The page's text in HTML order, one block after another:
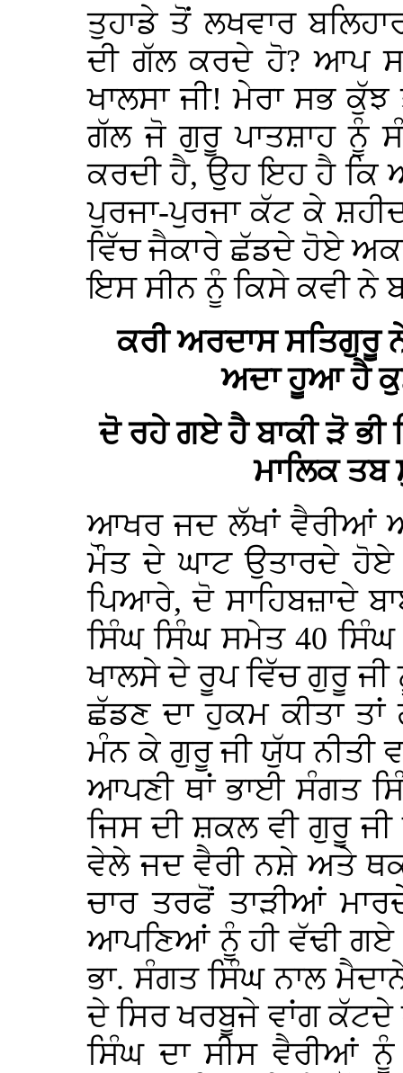
ਤੁਹਾਡੇ ਤੋਂ ਲਖਵਾਰ
ਦੀ ਗੱਲ ਕਰਦੇ ਹੋ? ਆਪ
ਖਾਲਸਾ ਜੀ! ਮੇਰਾ ਸਭ
ਗੱਲ ਜੋ ਗੁਰੂ ਪਾਤਸ਼ਾਹ ਨੂੰ
ਕਰਦੀ ਹੈ, ਉਹ ਇਹ ਹੈ ਕਿ
ਪੁਰਜਾ-ਪੁਰਜਾ ਕੱਟ ਕੇ
ਵਿੱਚ ਜੈਕਾਰੇ ਛੱਡਦੇ ਹੋਏ
ਇਸ ਸੀਨ ਨੂੰ ਕਿਸੇ ਕਵੀ ਨੇ
ਕਰੀ ਅਰਦਾਸ ਸਤਿਗੁਰੂ
ਅਦਾ ਹੂਆ ਹੈ
ਦੋ ਰਹੇ ਗਏ ਹੈ ਬਾਕੀ ੜੋ
ਮਾਲਿਕ
ਆਖਰ ਜਦ ਲੱਖਾਂ ਵੈਰੀਆਂ
ਮੌਤ ਦੇ ਘਾਟ ਉਤਾਰਦੇ
ਪਿਆਰੇ, ਦੋ ਸਾਹਿਬਜ਼ਾਦੇ
ਸਿੰਘ ਸਿੰਘ ਸਮੇਤ 40
ਖਾਲਸੇ ਦੇ ਰੂਪ ਵਿੱਚ ਗੁਰੂ
ਛੱਡਣ ਦਾ ਹੁਕਮ ਕੀਤਾ
ਮੰਨ ਕੇ ਗੁਰੂ ਜੀ ਯੁੱਧ ਨੀਤੀ
ਆਪਣੀ ਥਾਂ ਭਾਈ ਸੰਗਤ
ਜਿਸ ਦੀ ਸ਼ਕਲ ਵੀ ਗੁਰੂ ਜੀ
ਵੇਲੇ ਜਦ ਵੈਰੀ ਨਸ਼ੇ ਅਤੇ
ਚਾਰ ਤਰਫੋਂ ਤਾੜੀਆਂ
ਆਪਣਿਆਂ ਨੂੰ ਹੀ ਵੱਢੀ
ਭਾ. ਸੰਗਤ ਸਿੰਘ ਨਾਲ
ਦੇ ਸਿਰ ਖਰਬੂਜੇ ਵਾਂਗ
ਸਿੰਘ ਦਾ ਸੀਸ ਵੈਰੀਆਂ